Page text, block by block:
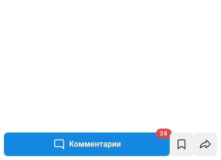
Комментарии
28